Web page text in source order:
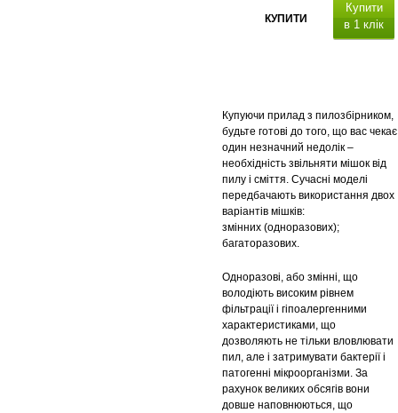
КУПИТИ
Купити
в 1 клік
Купуючи прилад з пилозбірником,
будьте готові до того, що вас чекає
один незначний недолік –
необхідність звільняти мішок від
пилу і сміття. Сучасні моделі
передбачають використання двох
варіантів мішків:
змінних (одноразових);
багаторазових.
Одноразові, або змінні, що
володіють високим рівнем
фільтрації і гіпоалергенними
характеристиками, що
дозволяють не тільки вловлювати
пил, але і затримувати бактерії і
патогенні мікроорганізми. За
рахунок великих обсягів вони
довше наповнюються, що